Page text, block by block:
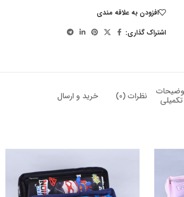
افزودن به علاقه مندی
اشتراک گذاری:
تکمیلی نظرات (0) خرید و ارسال